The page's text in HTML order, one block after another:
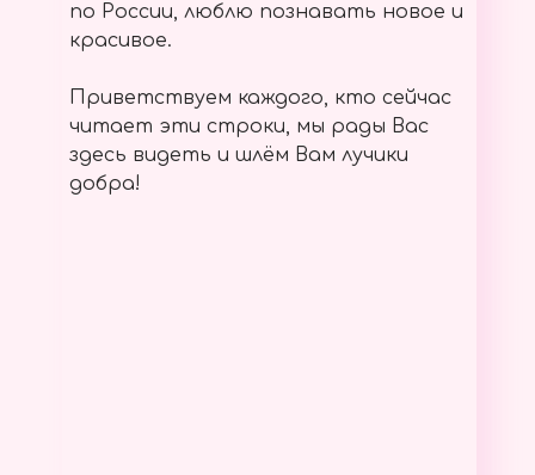
по России, люблю познавать новое и
красивое.
Приветствуем каждого, кто сейчас
читает эти строки, мы рады Вас
здесь видеть и шлём Вам лучики
добра!